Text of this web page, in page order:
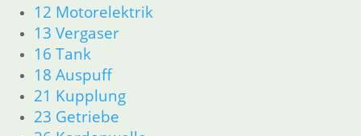
12 Motorelektrik
13 Vergaser
16 Tank
18 Auspuff
21 Kupplung
23 Getriebe
51 Spiegel & Schlösser
52 Sitzbank
61 Fahrzeugelektrik
62 Instrumente
63 Scheinwerfer
R65 R80 Monolever R100 RS/RT Monolever ab 1984
11 Motor